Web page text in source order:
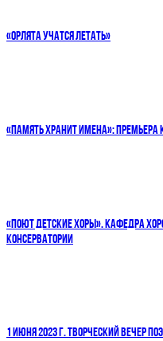
«ОРЛЯТА УЧАТСЯ ЛЕТАТЬ»
«ПАМЯТЬ ХРАНИТ ИМЕНА»:
«ПОЮТ ДЕТСКИЕ ХОРЫ». КАФЕДРА
КОНСЕРВАТОРИИ
1 ИЮНЯ 2023 Г. ТВОРЧЕСКИЙ ВЕЧЕР